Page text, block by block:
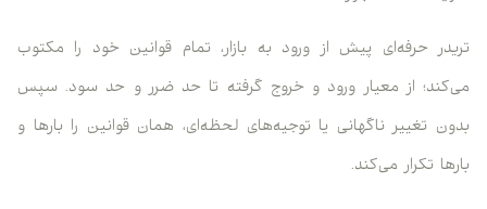
تریدر حرفه‌ای پیش از ورود به بازار، تمام قوانین خود را مکتوب
می‌کند؛ از معیار ورود و خروج گرفته تا حد ضرر و حد سود. سپس
بدون تغییر ناگهانی یا توجیه‌های لحظه‌ای، همان قوانین را بارها و
بارها تکرار می‌کند.